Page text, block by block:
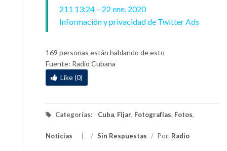
211 13:24 – 22 ene. 2020
Información y privacidad de Twitter Ads
169 personas están hablando de esto
Fuente: Radio Cubana
Like (0)
Categorías: Cuba, Fijar, Fotografías, Fotos,
Noticias / Sin Respuestas / Por: Radio